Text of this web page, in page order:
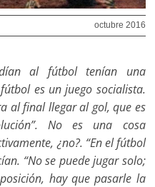
octubre 2016
al fútbol tenían una
es un juego socialista.
al final llegar al gol, que es
No es una cosa
¿no?. “En el fútbol
“No se puede jugar solo;
hay que pasarle la